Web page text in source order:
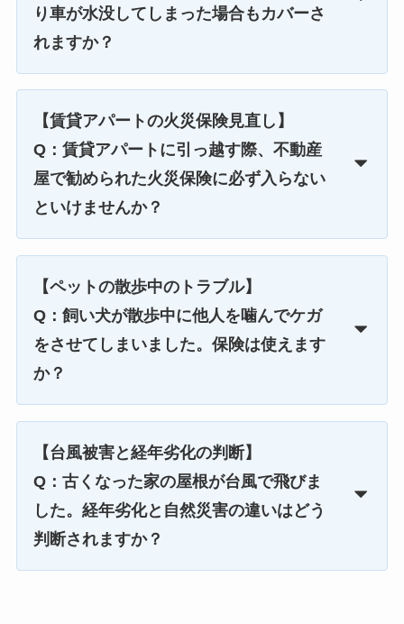
り車が水没してしまった場合もカバーさ
れますか？
【賃貸アパートの火災保険見直し】
Q：賃貸アパートに引っ越す際、不動産
屋で勧められた火災保険に必ず入らない
といけませんか？
【ペットの散歩中のトラブル】
Q：飼い犬が散歩中に他人を噛んでケガ
をさせてしまいました。保険は使えます
か？
【台風被害と経年劣化の判断】
Q：古くなった家の屋根が台風で飛びま
した。経年劣化と自然災害の違いはどう
判断されますか？